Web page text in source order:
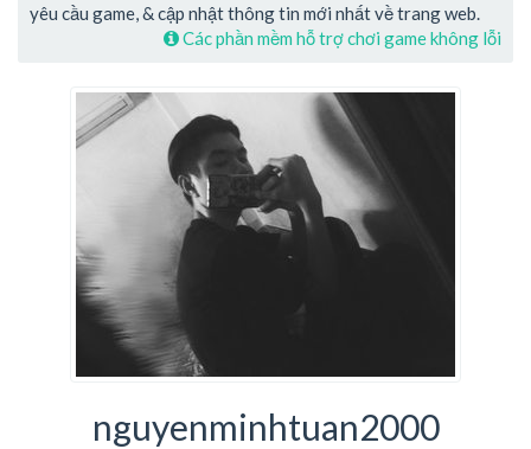
yêu cầu game, & cập nhật thông tin mới nhất về trang web.
Các phần mềm hỗ trợ chơi game không lỗi
nguyenminhtuan2000